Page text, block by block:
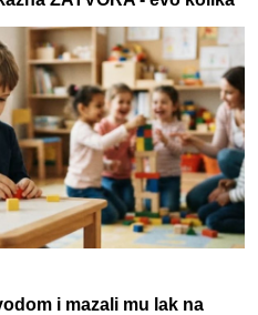
i mazali mu lak na